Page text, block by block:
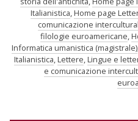
Italianistica,Home page
comunicazione
filologie euroamericane,
Informatica umanistica (magistrale)
Italianistica,Lettere,Lingue e
e comunicazione